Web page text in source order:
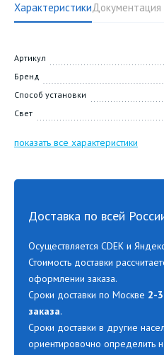
ХарактеристикиДокументация
Артикул
Бренд
Способ установки
Свет
показать все характеристики
Доставка по всей
Осуществляется CDEK и
Стоимость доставки
оформлении заказа.
Сроки доставки по Москве 2-
заказа.
Сроки доставки в другие
ориентировочно определить